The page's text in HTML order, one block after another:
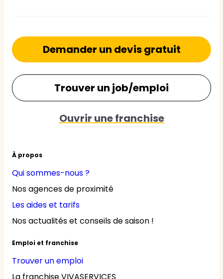
À propos
Qui sommes-nous ?
Nos agences de proximité
Les aides et tarifs
Nos actualités et conseils de saison !
Emploi et franchise
Trouver un emploi
La franchise VIVASERVICES
Demander un devis gratuit
Trouver un job/emploi
Ouvrir une franchise